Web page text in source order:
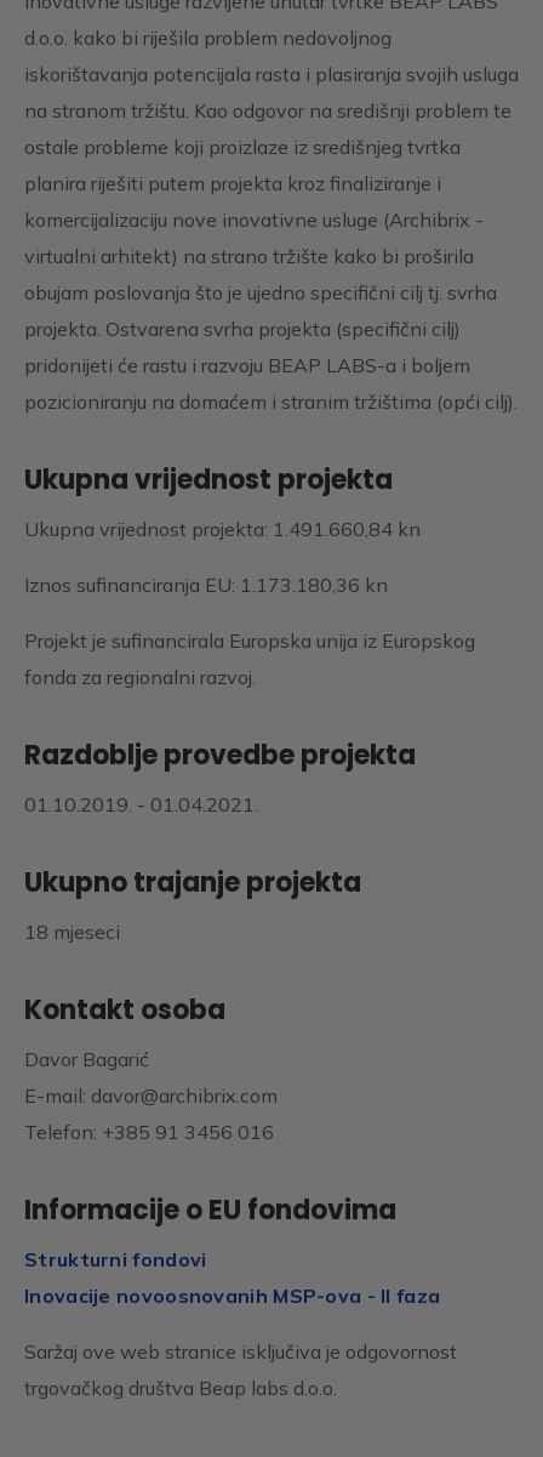
d.o.o. kako bi riješila problem nedovoljnog
iskorištavanja potencijala rasta i plasiranja svojih usluga
na stranom tržištu. Kao odgovor na središnji problem te
ostale probleme koji proizlaze iz središnjeg tvrtka
planira riješiti putem projekta kroz finaliziranje i
komercijalizaciju nove inovativne usluge (Archibrix -
virtualni arhitekt) na strano tržište kako bi proširila
obujam poslovanja što je ujedno specifični cilj tj. svrha
projekta. Ostvarena svrha projekta (specifični cilj)
pridonijeti će rastu i razvoju BEAP LABS-a i boljem
pozicioniranju na domaćem i stranim tržištima (opći cilj).
Ukupna vrijednost projekta
Ukupna vrijednost projekta: 1.491.660,84 kn
Iznos sufinanciranja EU: 1.173.180,36 kn
Projekt je sufinancirala Europska unija iz Europskog
fonda za regionalni razvoj.
Razdoblje provedbe projekta
01.10.2019. - 01.04.2021.
Ukupno trajanje projekta
18 mjeseci
Kontakt osoba
Davor Bagarić
E-mail: davor@archibrix.com
Telefon: +385 91 3456 016
Informacije o EU fondovima
Strukturni fondovi
Inovacije novoosnovanih MSP-ova - II faza
Saržaj ove web stranice isključiva je odgovornost
trgovačkog društva Beap labs d.o.o.